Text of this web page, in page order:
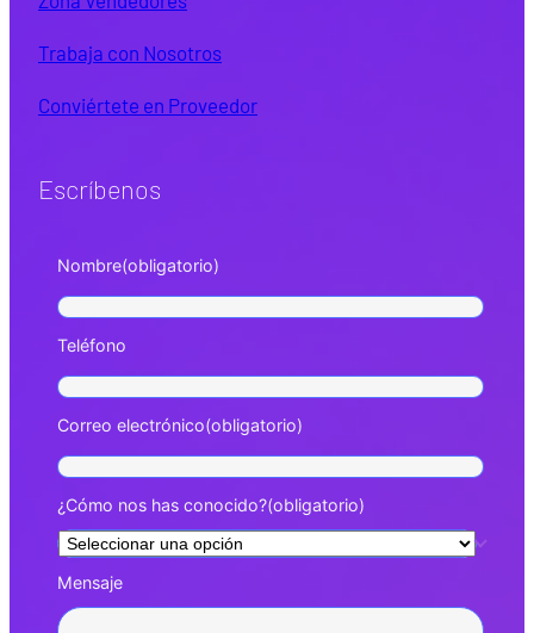
Trabaja con Nosotros
Conviértete en Proveedor
Escríbenos
Nombre(obligatorio)
Teléfono
Correo electrónico(obligatorio)
¿Cómo nos has conocido?(obligatorio)
Mensaje